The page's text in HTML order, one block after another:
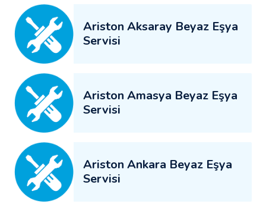
Ariston Aksaray Beyaz Eşya
Servisi
Ariston Amasya Beyaz Eşya
Servisi
Ariston Ankara Beyaz Eşya
Servisi